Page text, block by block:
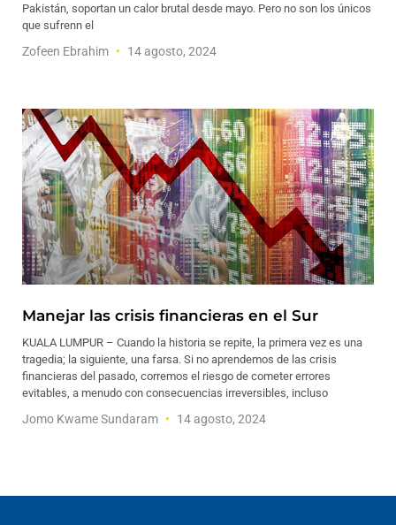
Pakistán, soportan un calor brutal desde mayo. Pero no son los únicos
que sufrenn el
Zofeen Ebrahim 14 agosto, 2024
Manejar las crisis financieras en el Sur
KUALA LUMPUR – Cuando la historia se repite, la primera vez es una
tragedia; la siguiente, una farsa. Si no aprendemos de las crisis
financieras del pasado, corremos el riesgo de cometer errores
evitables, a menudo con consecuencias irreversibles, incluso
Jomo Kwame Sundaram 14 agosto, 2024